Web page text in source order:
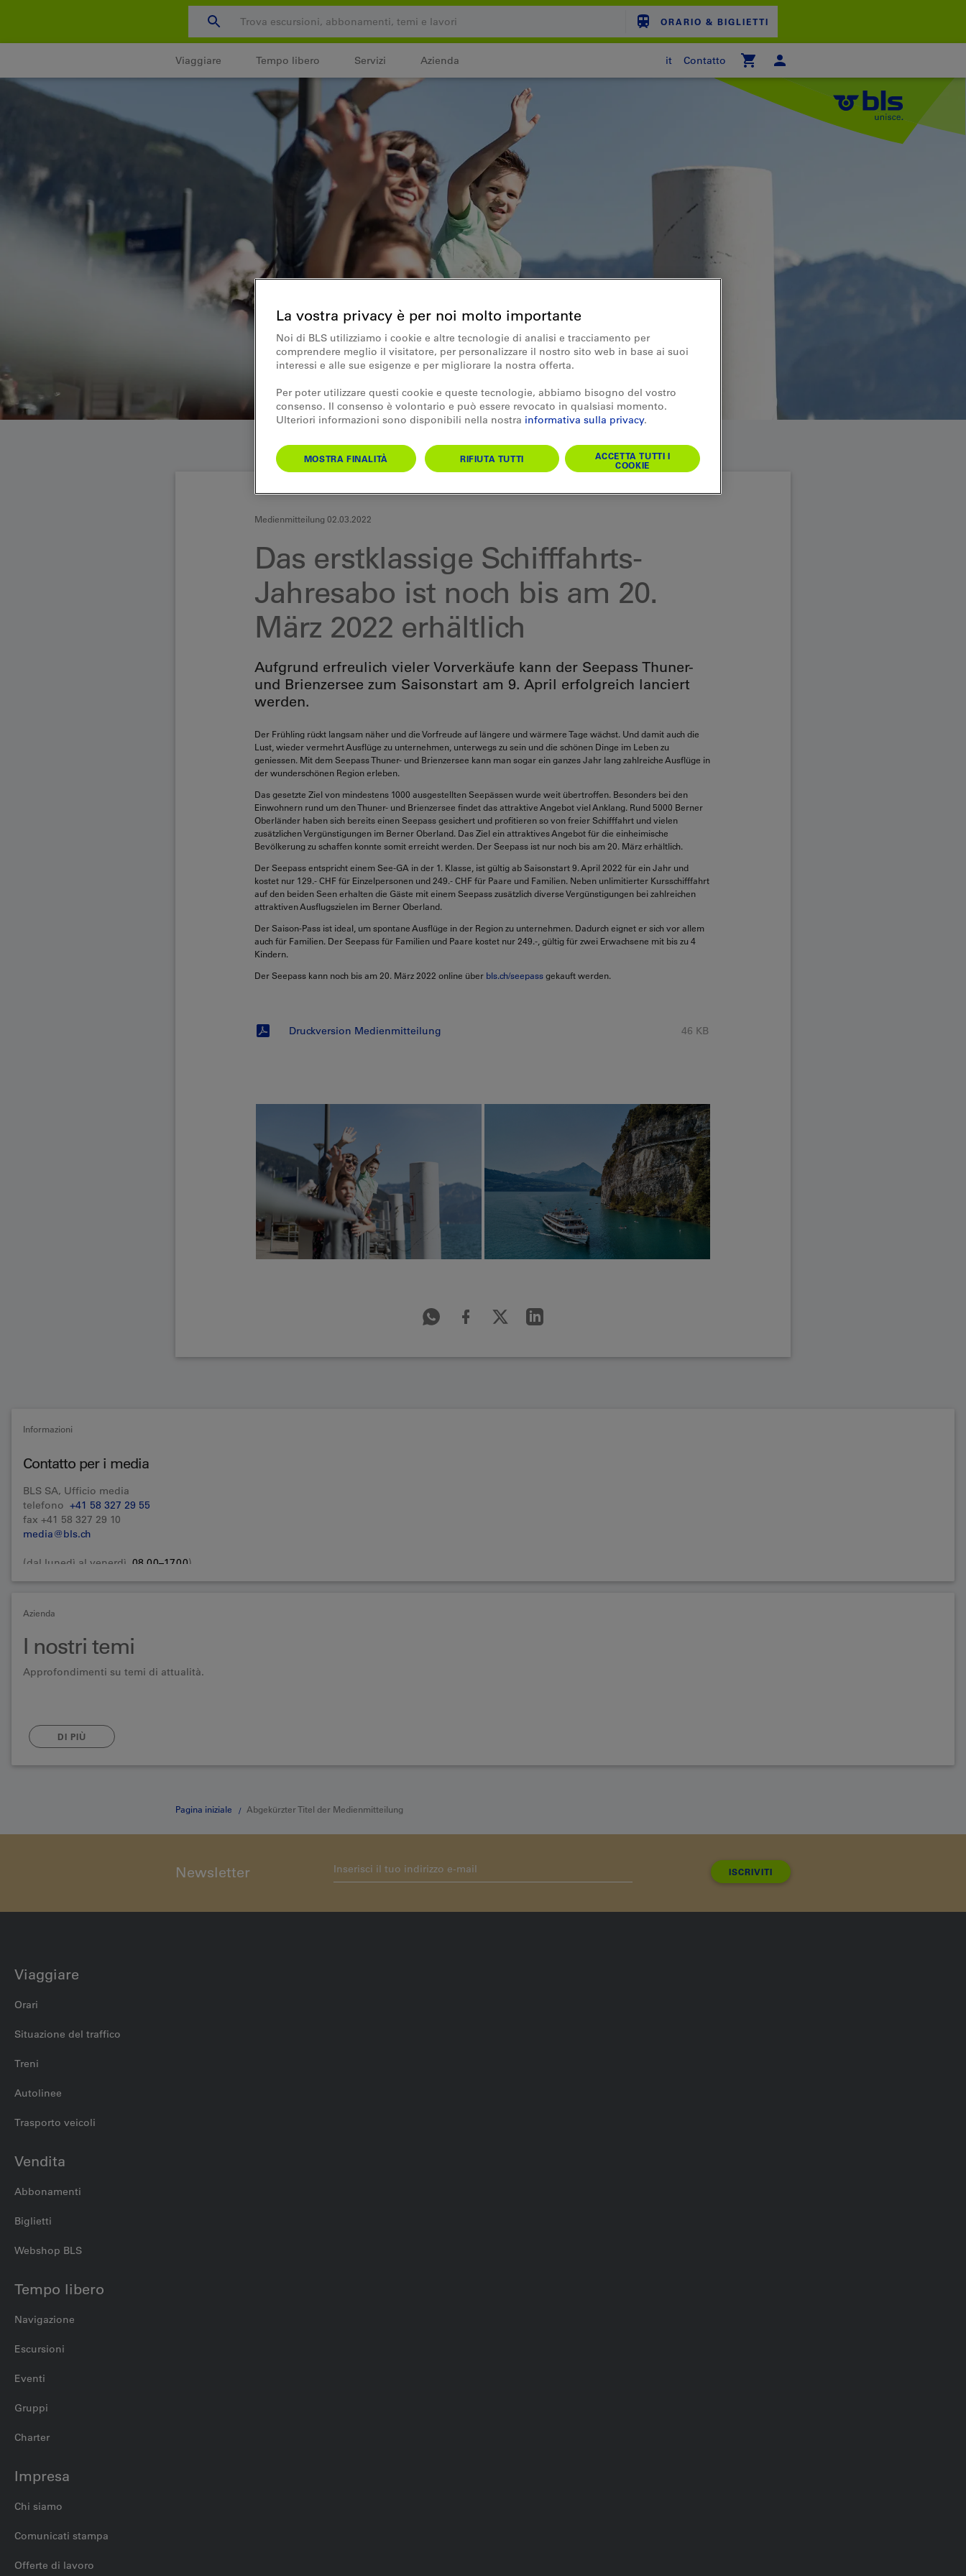
ORARIO & BIGLIETTI
Viaggiare Tempo libero Servizi Azienda it
Contatto
Medienmitteilung 02.03.2022
Das erstklassige Schifffahrts-
Jahresabo ist noch bis am 20.
März 2022 erhältlich
Aufgrund erfreulich vieler Vorverkäufe kann der Seepass Thuner-
und Brienzersee zum Saisonstart am 9. April erfolgreich lanciert
werden.
Der Frühling rückt langsam näher und die Vorfreude auf längere und wärmere Tage wächst. Und damit auch die
Lust, wieder vermehrt Ausflüge zu unternehmen, unterwegs zu sein und die schönen Dinge im Leben zu
geniessen. Mit dem Seepass Thuner- und Brienzersee kann man sogar ein ganzes Jahr lang zahlreiche Ausflüge in
der wunderschönen Region erleben.
Das gesetzte Ziel von mindestens 1000 ausgestellten Seepässen wurde weit übertroffen. Besonders bei den
Einwohnern rund um den Thuner- und Brienzersee findet das attraktive Angebot viel Anklang. Rund 5000 Berner
Oberländer haben sich bereits einen Seepass gesichert und profitieren so von freier Schifffahrt und vielen
zusätzlichen Vergünstigungen im Berner Oberland. Das Ziel ein attraktives Angebot für die einheimische
Bevölkerung zu schaffen konnte somit erreicht werden. Der Seepass ist nur noch bis am 20. März erhältlich.
Der Seepass entspricht einem See-GA in der 1. Klasse, ist gültig ab Saisonstart 9. April 2022 für ein Jahr und
kostet nur 129.- CHF für Einzelpersonen und 249.- CHF für Paare und Familien. Neben unlimitierter Kursschifffahrt
auf den beiden Seen erhalten die Gäste mit einem Seepass zusätzlich diverse Vergünstigungen bei zahlreichen
attraktiven Ausflugszielen im Berner Oberland.
Der Saison-Pass ist ideal, um spontane Ausflüge in der Region zu unternehmen. Dadurch eignet er sich vor allem
auch für Familien. Der Seepass für Familien und Paare kostet nur 249.-, gültig für zwei Erwachsene mit bis zu 4
Kindern.
Der Seepass kann noch bis am 20. März 2022 online über bls.ch/seepassgekauft werden.
46 KB
Druckversion Medienmitteilung
Informazioni
Contatto per i media
BLS SA, Ufficio media
telefono +41 58 327 29 55
fax +41 58 327 29 10
media@bls.ch
(dal lunedì al venerdì, 08.00–17.00)
Azienda
I nostri temi
Approfondimenti su temi di attualità.
DI PIÙ
Pagina iniziale Abgekürzter Titel der Medienmitteilung
Newsletter ISCRIVITI
Viaggiare
Orari
Situazione del traffico
Treni
Autolinee
Trasporto veicoli
Vendita
Abbonamenti
Biglietti
Webshop BLS
Tempo libero
Navigazione
Escursioni
Eventi
Gruppi
Charter
Impresa
Chi siamo
Comunicati stampa
Offerte di lavoro
La vostra privacy è per noi molto importante
Noi di BLS utilizziamo i cookie e altre tecnologie di analisi e tracciamento per
comprendere meglio il visitatore, per personalizzare il nostro sito web in base ai suoi
interessi e alle sue esigenze e per migliorare la nostra offerta.
Per poter utilizzare questi cookie e queste tecnologie, abbiamo bisogno del vostro
consenso. Il consenso è volontario e può essere revocato in qualsiasi momento.
Ulteriori informazioni sono disponibili nella nostra informativa sulla privacy.
MOSTRA FINALITÀ RIFIUTA TUTTI
ACCETTA TUTTI I
COOKIE